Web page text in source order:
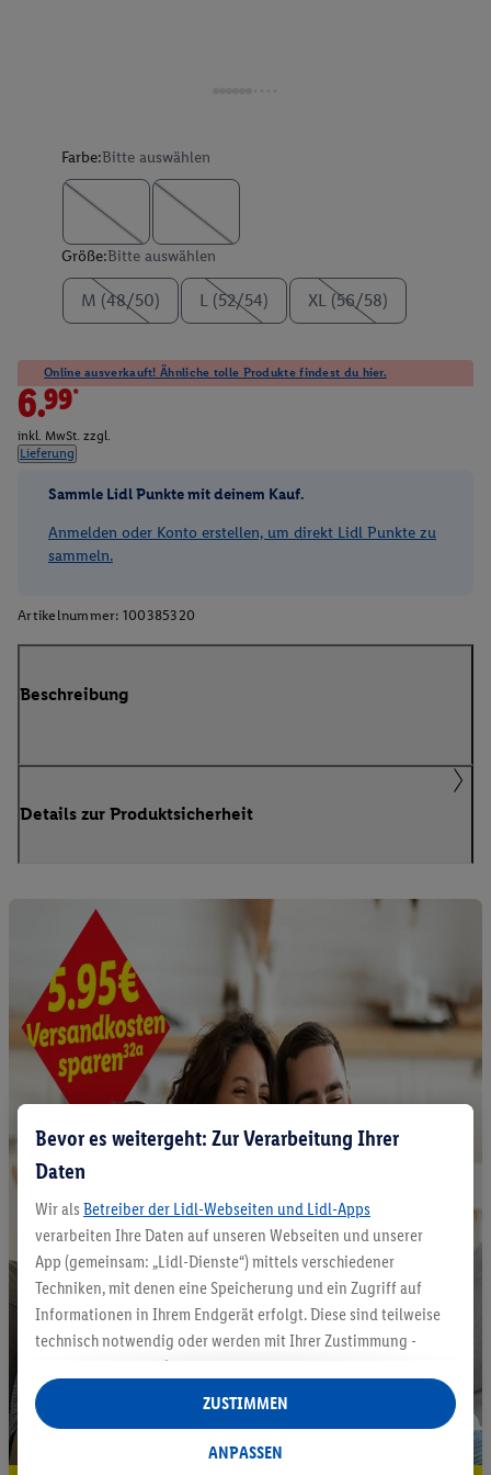
Farbe:Bitte auswählen
Größe:Bitte auswählen
M (48/50) L (52/54) XL (56/58)
Online ausverkauft! Ähnliche tolle Produkte findest du hier.
6.99*
inkl. MwSt. zzgl.
Lieferung
Sammle Lidl Punkte mit deinem Kauf.
Anmelden oder Konto erstellen, um direkt Lidl Punkte zu
sammeln.
Artikelnummer: 100385320
Beschreibung
Details zur Produktsicherheit
Bevor es weitergeht: Zur Verarbeitung Ihrer
Daten
Wir als Betreiber der Lidl-Webseiten und Lidl-Apps
verarbeiten Ihre Daten auf unseren Webseiten und unserer
App (gemeinsam: „Lidl-Dienste“) mittels verschiedener
Techniken, mit denen eine Speicherung und ein Zugriff auf
Informationen in Ihrem Endgerät erfolgt. Diese sind teilweise
technisch notwendig oder werden mit Ihrer Zustimmung -
auch durch Partner (u.a.
Verantwortliche; im Zusammenhang mit dem IAB TCF
insgesamt
Statistik-Erstellung oder für personalisierte Werbung
ANPASSEN
ZUSTIMMEN